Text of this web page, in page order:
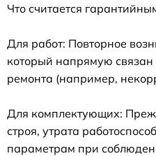
Что считается
Для работ: Повторное
который напрямую связан
ремонта (например,
Для комплектующих:
строя, утрата
параметрам при